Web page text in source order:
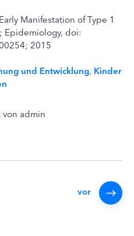
Manifestation of Type 1
Epidemiology, doi:
2015
und Entwicklung, Kinder
von admin
vor